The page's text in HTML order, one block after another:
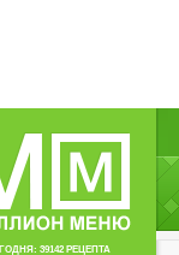
39142 РЕЦЕПТА
(10)